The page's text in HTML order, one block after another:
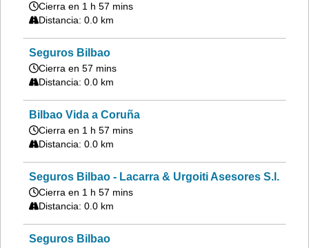
Cierra en 1 h 57 mins
Distancia: 0.0 km
Seguros Bilbao
Cierra en 57 mins
Distancia: 0.0 km
Bilbao Vida a Coruña
Cierra en 1 h 57 mins
Distancia: 0.0 km
Seguros Bilbao - Lacarra & Urgoiti Asesores S.l.
Cierra en 1 h 57 mins
Distancia: 0.0 km
Seguros Bilbao